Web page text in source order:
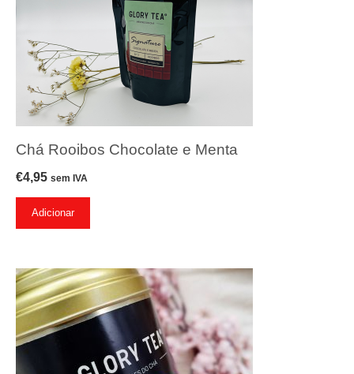
Chá Rooibos Chocolate e Menta
€4,95 sem IVA
Adicionar